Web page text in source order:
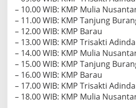
u
n
t
u
k
P
e
l
a
y
a
– 10.00 WIB: KMP Mulia
– 11.00 WIB: KMP Tanjung
– 12.00 WIB: KMP Barau
– 13.00 WIB: KMP Trisakti Adinda
– 14.00 WIB: KMP Mulia
– 15.00 WIB: KMP Tanjung
– 16.00 WIB: KMP Barau
– 17.00 WIB: KMP Trisakti Adinda
– 18.00 WIB: KMP Mulia